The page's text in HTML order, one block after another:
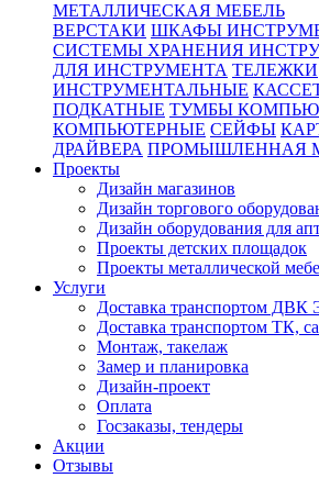
МЕТАЛЛИЧЕСКАЯ МЕБЕЛЬ
ВЕРСТАКИ ШКАФЫ
СИСТЕМЫ ХРАНЕНИЯ
ДЛЯ ИНСТРУМЕНТА ТЕЛЕЖКИ
ИНСТРУМЕНТАЛЬНЫЕ
ПОДКАТНЫЕ ТУМБЫ
КОМПЬЮТЕРНЫЕ СЕЙФЫ
ДРАЙВЕРА ПРОМЫШЛЕННАЯ
Проекты
Дизайн магазинов
Дизайн торгового
Дизайн оборудования для
Проекты детских площадок
Проекты металлической
Услуги
Доставка транспортом ДВК
Доставка транспортом ТК,
Монтаж, такелаж
Замер и планировка
Дизайн-проект
Оплата
Госзаказы, тендеры
Акции
Отзывы